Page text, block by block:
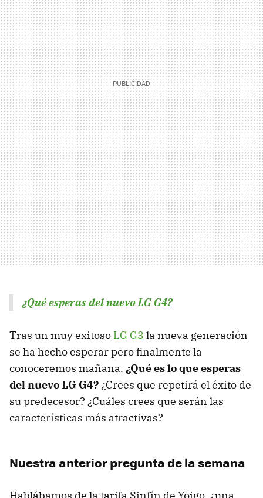
¿Qué esperas del nuevo LG G4?
Tras un muy exitoso LG G3 la nueva generación
se ha hecho esperar pero finalmente la
conoceremos mañana. ¿Qué es lo que esperas
del nuevo LG G4?¿Crees que repetirá el éxito de
su predecesor? ¿Cuáles crees que serán las
características más atractivas?
Nuestra anterior pregunta de la semana